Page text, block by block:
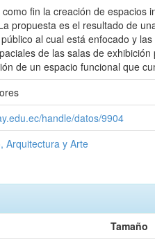
fin la creación de
propuesta es el resultado de
al cual está enfocado y
de las salas de
de un espacio funcional que
handle/datos/9904
Arquitectura y Arte
Tamaño